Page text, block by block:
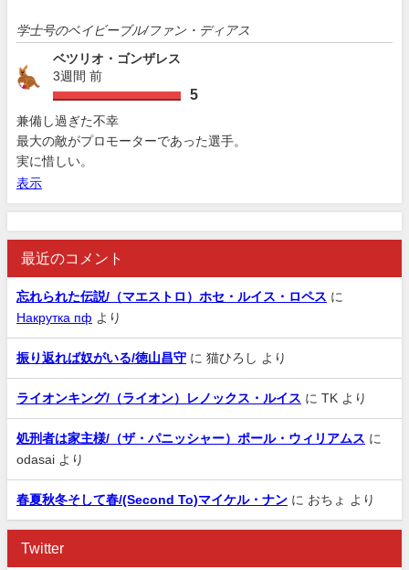
学士号のベイビーブル/ファン・ディアス
ベツリオ・ゴンザレス
3週間 前
5
兼備し過ぎた不幸
最大の敵がプロモーターであった選手。
実に惜しい。
表示
最近のコメント
忘れられた伝説/（マエストロ）ホセ・ルイス・ロペス に
Накрутка пф より
振り返れば奴がいる/徳山昌守 に 猫ひろし より
ライオンキング/（ライオン）レノックス・ルイス に TK より
処刑者は家主様/（ザ・パニッシャー）ポール・ウィリアムス に
odasai より
春夏秋冬そして春/(Second To)マイケル・ナン に おちょ より
Twitter